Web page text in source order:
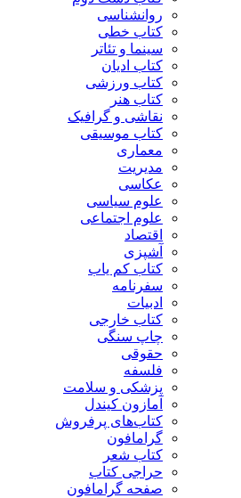
روانشناسی
کتاب خطی
سینما و تئاتر
کتاب ادیان
کتاب ورزشی
کتاب هنر
نقاشی و گرافیک
کتاب موسیقی
معماری
مدیریت
عکاسی
علوم سیاسی
علوم اجتماعی
اقتصاد
آشپزی
کتاب کم یاب
سفرنامه
ادبیات
کتاب خارجی
چاپ سنگی
حقوقی
فلسفه
پزشکی و سلامت
آمازون کیندل
کتاب‌های پرفروش
گرامافون
کتاب شعر
حراجی کتاب
صفحه گرامافون